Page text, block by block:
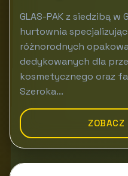
GLAS-PAK z siedzibą
hurtownia
różnorodnych
dedykowanych dla
kosmetycznego oraz
Szeroka...
ZOBACZ